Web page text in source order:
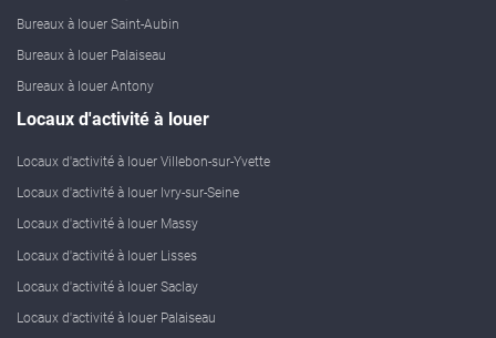
Bureaux à louer Saint-Aubin
Bureaux à louer Palaiseau
Bureaux à louer Antony
Locaux d'activité à louer
Locaux d'activité à louer Villebon-sur-Yvette
Locaux d'activité à louer Ivry-sur-Seine
Locaux d'activité à louer Massy
Locaux d'activité à louer Lisses
Locaux d'activité à louer Saclay
Locaux d'activité à louer Palaiseau